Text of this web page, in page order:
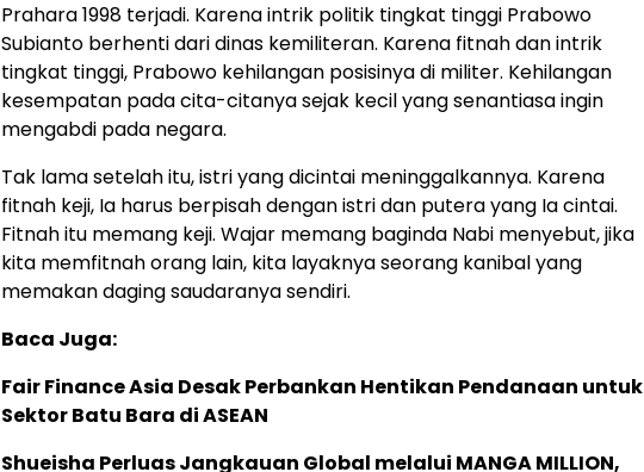
Prahara 1998 terjadi. Karena intrik politik tingkat tinggi Prabowo
Subianto berhenti dari dinas kemiliteran. Karena fitnah dan intrik
tingkat tinggi, Prabowo kehilangan posisinya di militer. Kehilangan
kesempatan pada cita-citanya sejak kecil yang senantiasa ingin
mengabdi pada negara.
Tak lama setelah itu, istri yang dicintai meninggalkannya. Karena
fitnah keji, Ia harus berpisah dengan istri dan putera yang Ia cintai.
Fitnah itu memang keji. Wajar memang baginda Nabi menyebut, jika
kita memfitnah orang lain, kita layaknya seorang kanibal yang
memakan daging saudaranya sendiri.
Baca Juga:
Fair Finance Asia Desak Perbankan Hentikan Pendanaan untuk
Sektor Batu Bara di ASEAN
Shueisha Perluas Jangkauan Global melalui MANGA MILLION,